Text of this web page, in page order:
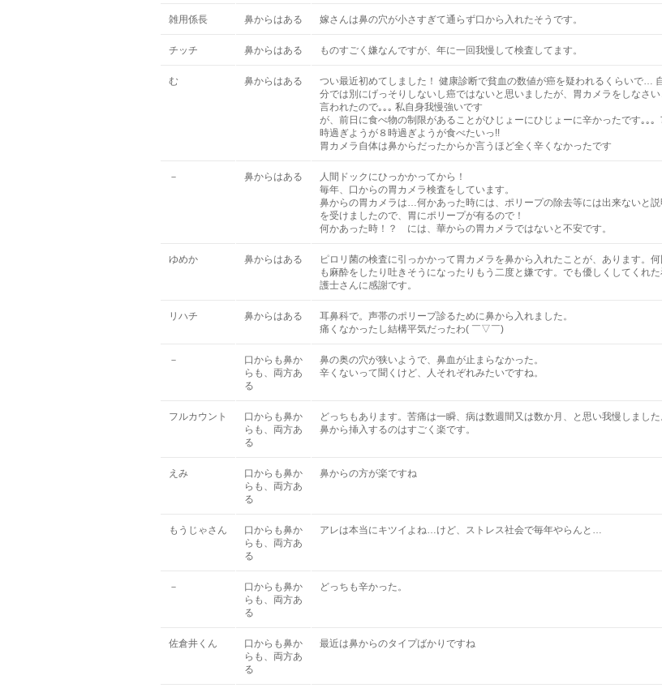
雑用係長 鼻からはある 嫁さんは鼻の穴が小さすぎて通らず口から入れたそうです。
チッチ 鼻からはある ものすごく嫌なんですが、年に一回我慢して検査してます。
む 鼻からはある
つい最近初めてしました！ 健康診断で貧血の数値が癌を疑われるくらいで…
分では別にげっそりしないし癌ではないと思いましたが、胃カメラをしなさい
言われたので｡｡｡ 私自身我慢強いです
が、前日に食べ物の制限があることがひじょーにひじょーに辛かったです｡｡｡
時過ぎようが８時過ぎようが食べたいっ!!
胃カメラ自体は鼻からだったからか言うほど全く辛くなかったです
－ 鼻からはある
人間ドックにひっかかってから！
毎年、口からの胃カメラ検査をしています。
鼻からの胃カメラは…何かあった時には、ポリープの除去等には出来ないと説
を受けましたので、胃にポリープが有るので！
何かあった時！？ には、華からの胃カメラではないと不安です。
ゆめか 鼻からはある
ピロリ菌の検査に引っかかって胃カメラを鼻から入れたことが、あります。何
も麻酔をしたり吐きそうになったりもう二度と嫌です。でも優しくしてくれ
護士さんに感謝です。
リハチ 鼻からはある
耳鼻科で。声帯のポリープ診るために鼻から入れました。
痛くなかったし結構平気だったわ( ￣▽￣)
－
口からも鼻か
らも、両方あ
る
鼻の奥の穴が狭いようで、鼻血が止まらなかった。
辛くないって聞くけど、人それぞれみたいですね。
フルカウント
口からも鼻か
らも、両方あ
る
どっちもあります。苦痛は一瞬、病は数週間又は数か月、と思い我慢しました
鼻から挿入するのはすごく楽です。
えみ
口からも鼻か
らも、両方あ
る
鼻からの方が楽ですね
もうじゃさん
口からも鼻か
らも、両方あ
る
アレは本当にキツイよね…けど、ストレス社会で毎年やらんと…
－
口からも鼻か
らも、両方あ
る
どっちも辛かった。
佐倉井くん
口からも鼻か
らも、両方あ
る
最近は鼻からのタイプばかりですね